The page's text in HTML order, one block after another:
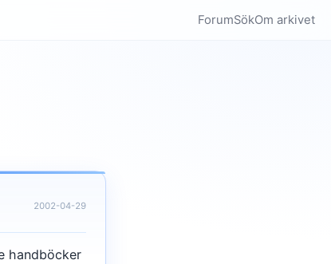
ForumSökOm arkivet
2002-04-29
handböcker